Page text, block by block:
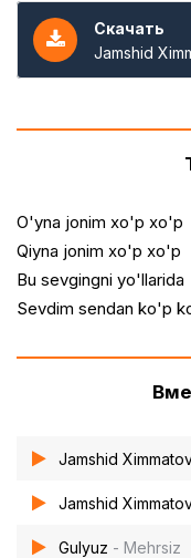
Скачать
Jamshid
O'yna jonim xo'p xo'p
Qiyna jonim xo'p xo'p
Bu sevgingni yo'llarida
Sevdim sendan ko'p
Jamshid
Jamshid
Gulyuz - Mehrsiz